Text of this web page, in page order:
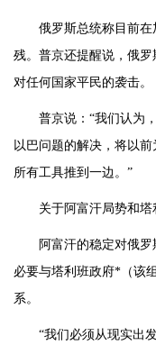
俄罗斯总统称目前
残。普京还提醒说，俄
对任何国家平民的袭击。
普京说：“我们认为
以巴问题的解决，将以
所有工具推到一边。”
关于阿富汗局势和塔
阿富汗的稳定对俄
必要与塔利班政府*（该
系。
“我们必须从现实出